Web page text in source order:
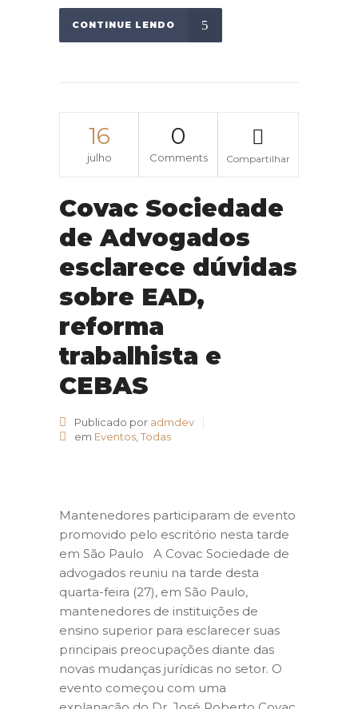
CONTINUE LENDO
16
julho
0
Comments Compartilhar
Covac Sociedade
de Advogados
esclarece dúvidas
sobre EAD,
reforma
trabalhista e
CEBAS
Publicado por admdev
em Eventos,Todas
Mantenedores participaram de evento
promovido pelo escritório nesta tarde
em São Paulo A Covac Sociedade de
advogados reuniu na tarde desta
quarta-feira (27), em São Paulo,
mantenedores de instituições de
ensino superior para esclarecer suas
principais preocupações diante das
novas mudanças jurídicas no setor. O
evento começou com uma